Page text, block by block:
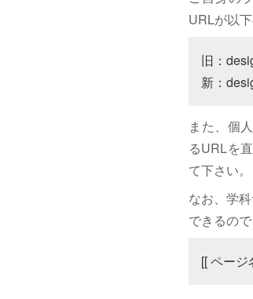
URLが以
旧：
新：
また、個
るURLを
て下さい。
なお、学
できるの
[[ ページ